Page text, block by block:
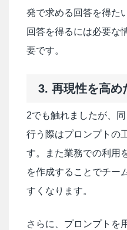
発で求める回答を得た
回答を得るには必要な
要です。
3. 再現性を高め
2でも触れましたが、
行う際はプロンプトの
す。また業務での利用
を作成することでチー
すくなります。
さらに、プロンプトを